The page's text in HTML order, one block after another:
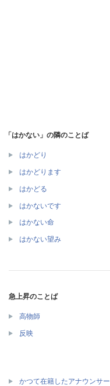
「はかない」の隣のことば
はかどり
はかどります
はかどる
はかないです
はかない命
はかない望み
急上昇のことば
高物師
反映
かつて在籍したアナウンサー